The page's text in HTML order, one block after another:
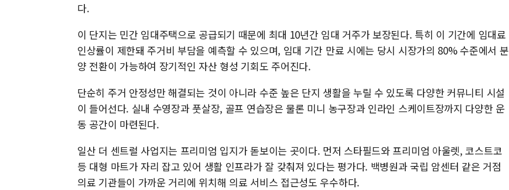
다.
이 단지는 민간 임대주택으로 공급되기 때문에 최대 10년간 임대 거주가 보장된다. 특히 이 기간에 임대료
인상률이 제한돼 주거비 부담을 예측할 수 있으며, 임대 기간 만료 시에는 당시 시장가의 80% 수준에서 분
양 전환이 가능하여 장기적인 자산 형성 기회도 주어진다.
단순히 주거 안정성만 해결되는 것이 아니라 수준 높은 단지 생활을 누릴 수 있도록 다양한 커뮤니티 시설
이 들어선다. 실내 수영장과 풋살장, 골프 연습장은 물론 미니 농구장과 인라인 스케이트장까지 다양한 운
동 공간이 마련된다.
일산 더 센트럴 사업지는 프리미엄 입지가 돋보이는 곳이다. 먼저 스타필드와 프리미엄 아울렛, 코스트코
등 대형 마트가 자리 잡고 있어 생활 인프라가 잘 갖춰져 있다는 평가다. 백병원과 국립 암센터 같은 거점
의료 기관들이 가까운 거리에 위치해 의료 서비스 접근성도 우수하다.